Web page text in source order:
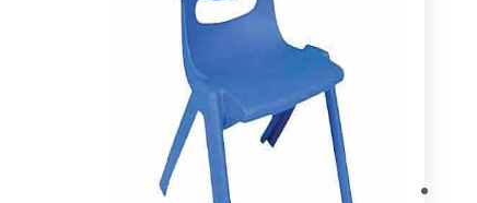
ארגונומיה